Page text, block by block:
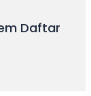
Daftar